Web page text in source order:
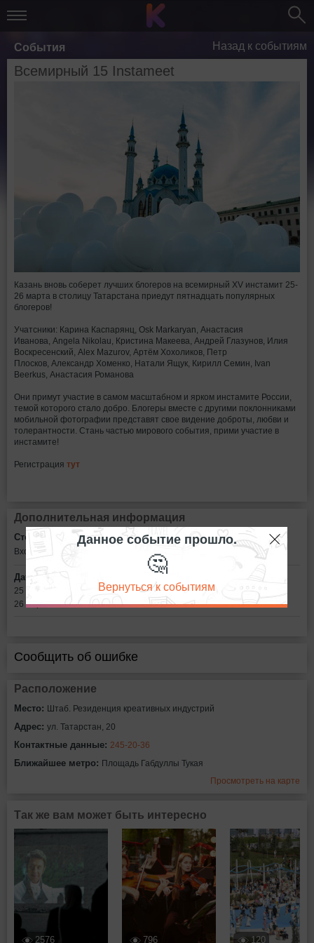
События Назад к событиям
Всемирный 15 Instameet
Казань вновь соберет лучших блогеров на всемирный XV инстамит 25-
26 марта в столицу Татарстана приедут пятнадцать популярных
блогеров!
Учатсники: Карина Каспарянц, Osk Markaryan, Анастасия
Иванова, Angela Nikolau, Кристина Макеева, Андрей Глазунов, Илия
Воскресенский, Alex Mazurov, Артём Хохоликов, Петр
Плосков, Александр Хоменко, Натали Ящук, Кирилл Семин, Ivan
Beerkus, Анастасия Романова
Они примут участие в самом масштабном и ярком инстамите России,
темой которого стало добро. Блогеры вместе с другими поклонниками
мобильной фотографии представят свое видение доброты, любви и
толерантности. Стань частью мирового события, прими участие в
инстамите!
Регистрация тут
Дополнительная информация
Стоимость билетов:
Вход свободный
Дата:
25 марта в 12:30
26 марта в 13:00
Сообщить об ошибке
Расположение
Место: Штаб. Резиденция креативных индустрий
Адрес: ул. Татарстан, 20
Контактные данные: 245-20-36
Ближайшее метро: Площадь Габдуллы Тукая
Просмотреть на карте
Так же вам может быть интересно
2576 796 120
Данное событие прошло.
🤔
Вернуться к событиям